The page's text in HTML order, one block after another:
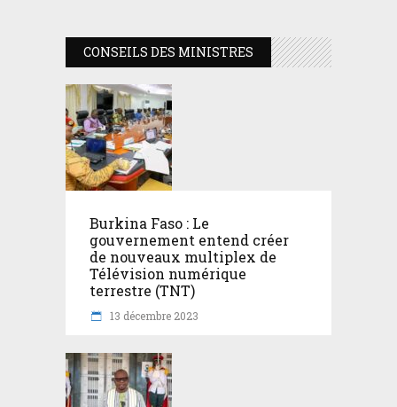
CONSEILS DES MINISTRES
Burkina Faso : Le
gouvernement entend créer
de nouveaux multiplex de
Télévision numérique
terrestre (TNT)
13 décembre 2023